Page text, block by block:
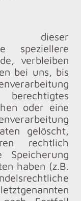
dieser
speziellere
verbleiben
bei uns, bis
oder eine
gelöscht,
rechtlich
haben (z.B.